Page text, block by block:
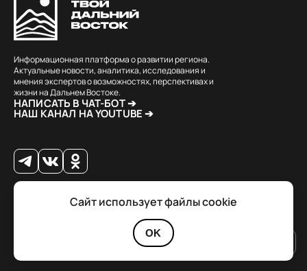
Информационная платформа о развитии региона.
Актуальные новости, аналитика, исследования и
мнения экспертов о возможностях, перспективах и
жизни на Дальнем Востоке.
НАПИСАТЬ В ЧАТ-БОТ ➔
НАШ КАНАЛ НА YOUTUBE ➔
© 2026 Твой Дальный Восток.
. РазработкаLoimi.
Политика конфиденциальности
Сайт использует файлы cookie
OK